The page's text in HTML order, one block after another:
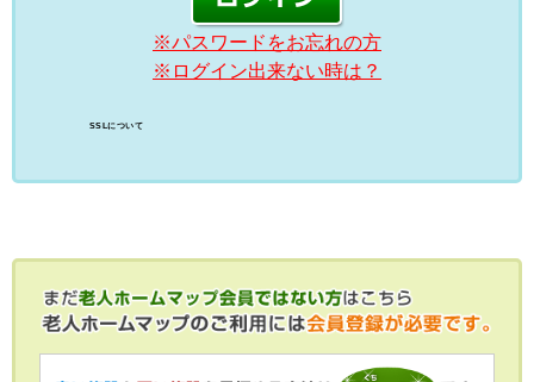
※パスワードをお忘れの方
※ログイン出来ない時は？
SSLについて